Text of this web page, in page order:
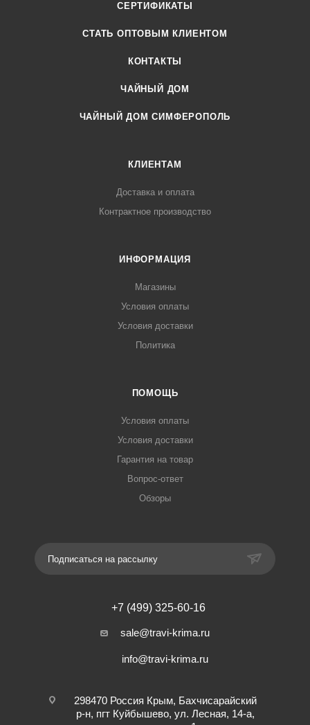
СЕРТИФИКАТЫ
CТАТЬ ОПТОВЫМ КЛИЕНТОМ
КОНТАКТЫ
ЧАЙНЫЙ ДОМ
ЧАЙНЫЙ ДОМ СИМФЕРОПОЛЬ
КЛИЕНТАМ
Доставка и оплата
Контрактное производство
ИНФОРМАЦИЯ
Магазины
Условия оплаты
Условия доставки
Политика
ПОМОЩЬ
Условия оплаты
Условия доставки
Гарантия на товар
Вопрос-ответ
Обзоры
Подписаться на рассылку
+7 (499) 325-60-16
sale@travi-krima.ru
info@travi-krima.ru
298470 Россия Крым, Бахчисарайский
р-н, пгт Куйбышево, ул. Лесная, 14-а,